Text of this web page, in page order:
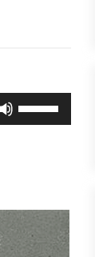
jaisteko.